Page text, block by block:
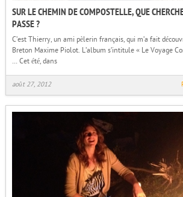
SUR LE CHEMIN DE COMPOSTELLE, QUE
PASSE ?
C’est Thierry, un ami pèlerin français, qui m’a fait
Breton Maxime Piolot. L’album s’intitule « Le Voyage
… Cet été, dans
août 27, 2012